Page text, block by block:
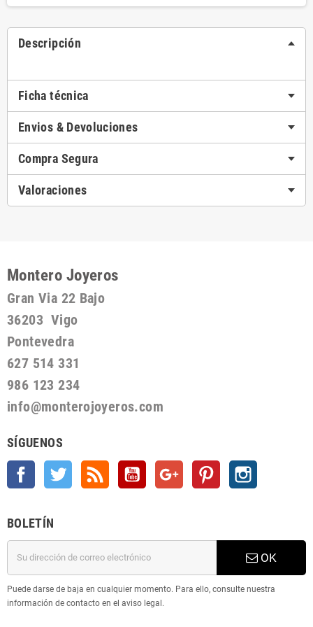
Descripción
Ficha técnica
Envios & Devoluciones
Compra Segura
Valoraciones
Montero Joyeros
Gran Via 22 Bajo
36203 Vigo
Pontevedra
627 514 331
986 123 234
info@monterojoyeros.com
SÍGUENOS
Facebook Twitter YouTube Google + Pinterest
BOLETÍN
OK
Puede darse de baja en cualquier momento. Para ello, consulte nuestra
información de contacto en el aviso legal.